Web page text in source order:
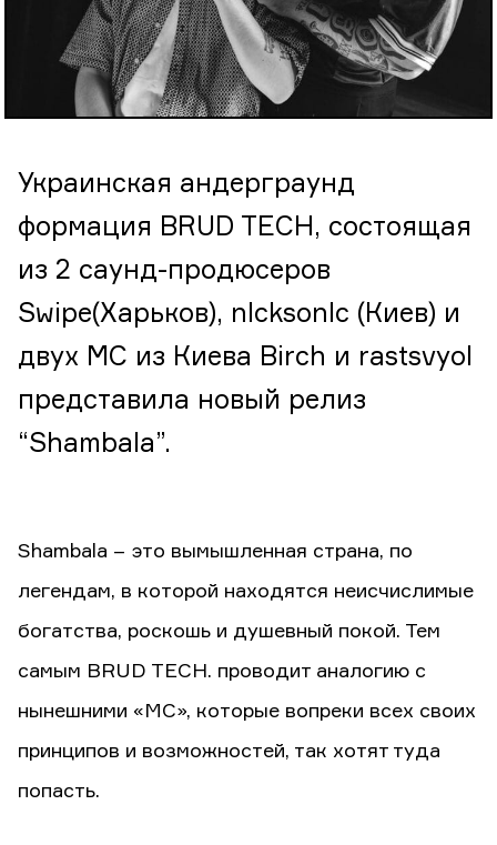
Украинская андерграунд
формация BRUD TECH, состоящая
из 2 саунд-продюсеров
Swipe(Харьков), nlcksonlc (Киев) и
двух МС из Киева Birch и rastsvyol
представила новый релиз
“Shambala”.
Shambala – это вымышленная страна, по
легендам, в которой находятся неисчислимые
богатства, роскошь и душевный покой. Тем
самым BRUD TECH. проводит аналогию с
нынешними «МС», которые вопреки всех своих
принципов и возможностей, так хотят туда
попасть.